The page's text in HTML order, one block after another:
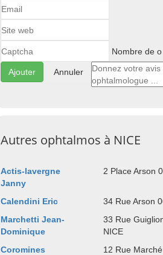
Nombre de
Annuler
Autres ophtalmos à NICE
Actis-lavergne
Janny
2 Place Arson
Calendini Eric 34 Rue Arson
Marchetti Jean-
Dominique
33 Rue
NICE
Coromines
12 Rue